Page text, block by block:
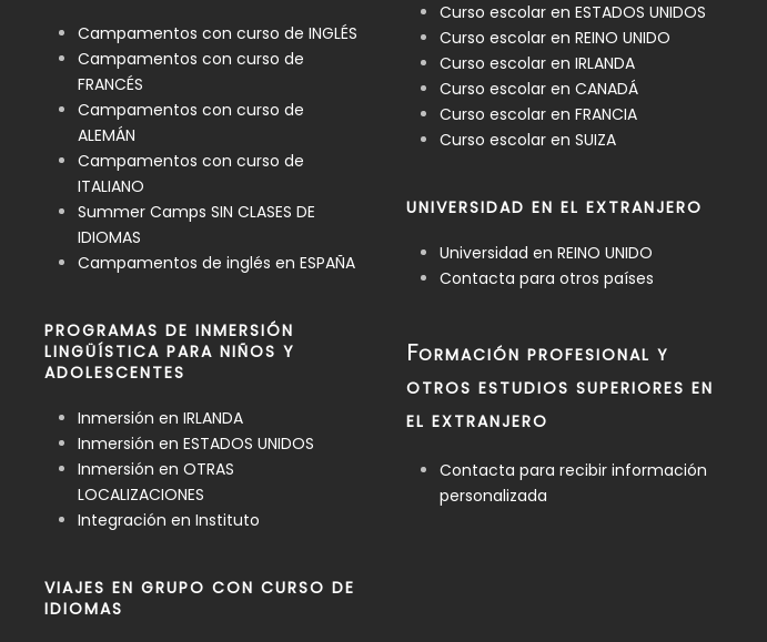
Campamentos con curso de INGLÉS
Campamentos con curso de
FRANCÉS
Campamentos con curso de
ALEMÁN
Campamentos con curso de
ITALIANO
Summer Camps SIN CLASES DE
IDIOMAS
Campamentos de inglés en ESPAÑA
PROGRAMAS DE INMERSIÓN
LINGÜÍSTICA PARA NIÑOS Y
ADOLESCENTES
Inmersión en IRLANDA
Inmersión en ESTADOS UNIDOS
Inmersión en OTRAS
LOCALIZACIONES
Integración en Instituto
VIAJES EN GRUPO CON CURSO DE
IDIOMAS
Curso escolar en ESTADOS UNIDOS
Curso escolar en REINO UNIDO
Curso escolar en IRLANDA
Curso escolar en CANADÁ
Curso escolar en FRANCIA
Curso escolar en SUIZA
UNIVERSIDAD EN EL EXTRANJERO
Universidad en REINO UNIDO
Contacta para otros países
FORMACIÓN PROFESIONAL Y
OTROS ESTUDIOS SUPERIORES EN
EL EXTRANJERO
Contacta para recibir información
personalizada